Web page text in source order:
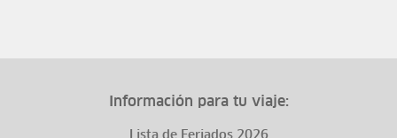
Información para tu viaje:
Lista de Feriados 2026